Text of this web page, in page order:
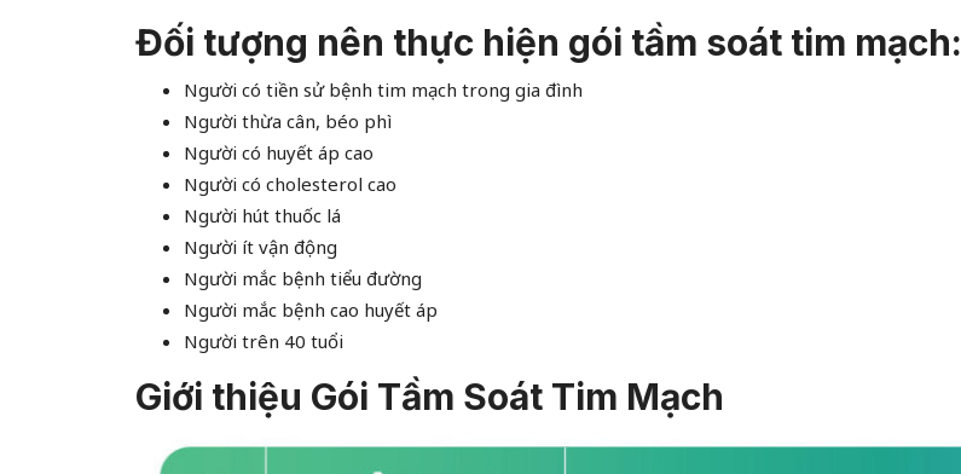
Đối tượng nên thực hiện gói tầm soát tim mạch:
Người có tiền sử bệnh tim mạch trong gia đình
Người thừa cân, béo phì
Người có huyết áp cao
Người có cholesterol cao
Người hút thuốc lá
Người ít vận động
Người mắc bệnh tiểu đường
Người mắc bệnh cao huyết áp
Người trên 40 tuổi
Giới thiệu Gói Tầm Soát Tim Mạch